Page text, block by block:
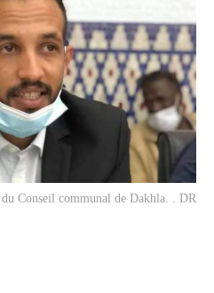
Conseil communal de Dakhla. . DR